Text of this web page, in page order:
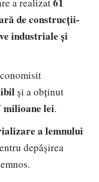
a realizat
de construcții-
industriale și
și a obținut
milioane lei.
a lemnului
depășirea